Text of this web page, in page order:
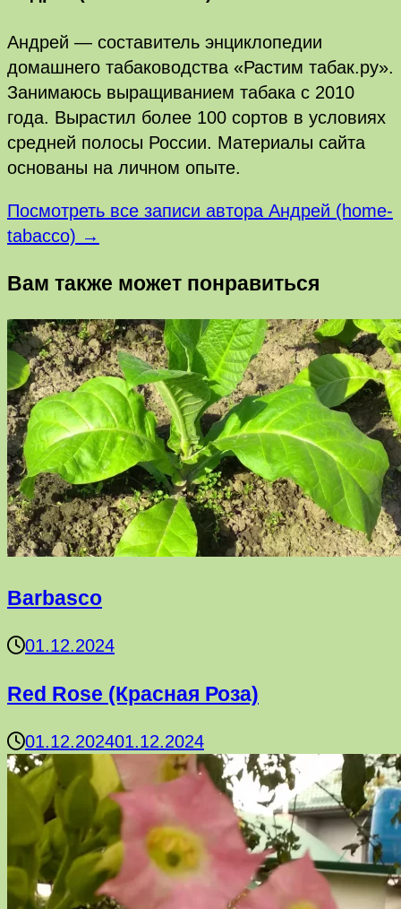
Андрей — составитель энциклопедии
домашнего табаководства «Растим табак.ру».
Занимаюсь выращиванием табака с 2010
года. Вырастил более 100 сортов в условиях
средней полосы России. Материалы сайта
основаны на личном опыте.
Посмотреть все записи автора Андрей (home-
tabacco) →
Вам также может понравиться
Barbasco
01.12.2024
Red Rose (Красная Роза)
01.12.202401.12.2024